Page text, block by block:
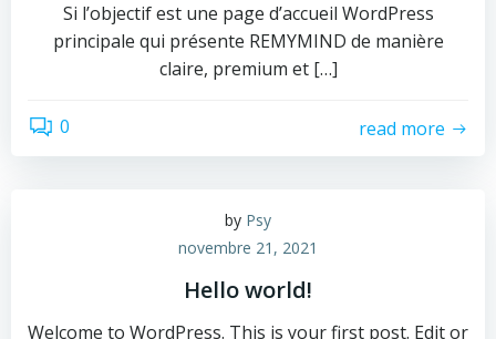
Si l’objectif est une page d’accueil WordPress
principale qui présente REMYMIND de manière
claire, premium et […]
0 read more
by Psy
novembre 21, 2021
Hello world!
Welcome to WordPress. This is your first post. Edit or